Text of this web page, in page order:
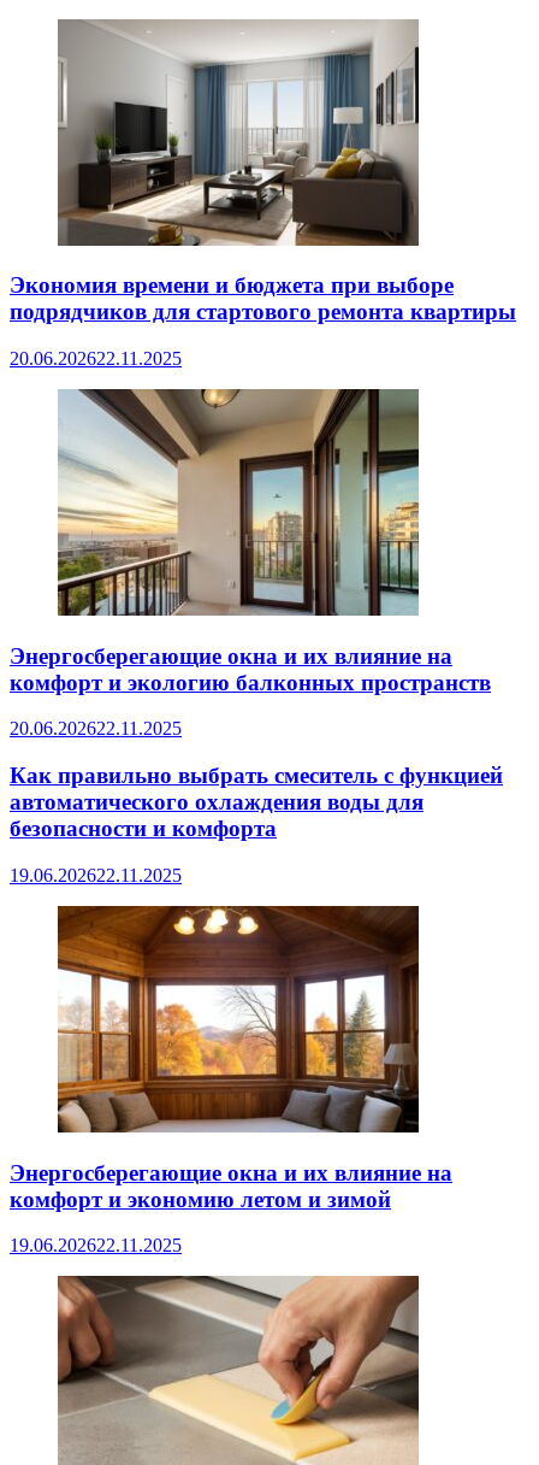
Экономия времени и бюджета при выборе
подрядчиков для стартового ремонта квартиры
20.06.202622.11.2025
Энергосберегающие окна и их влияние на
комфорт и экологию балконных пространств
20.06.202622.11.2025
Как правильно выбрать смеситель с функцией
автоматического охлаждения воды для
безопасности и комфорта
19.06.202622.11.2025
Энергосберегающие окна и их влияние на
комфорт и экономию летом и зимой
19.06.202622.11.2025